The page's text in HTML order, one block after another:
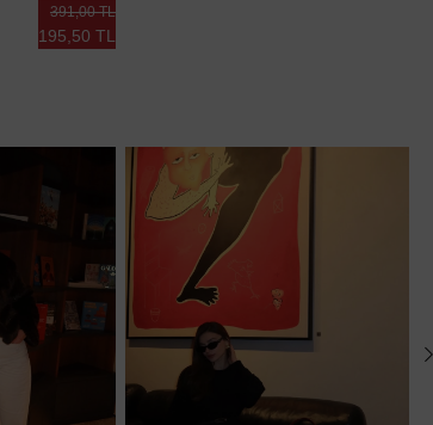
195,50 TL
391,00 TL